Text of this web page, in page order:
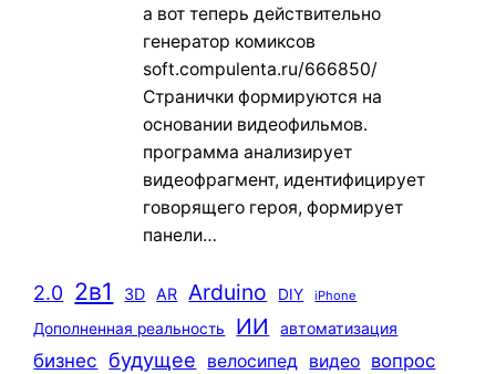
а вот теперь действительно
генератор комиксов
soft.compulenta.ru/666850/
Странички формируются на
основании видеофильмов.
программа анализирует
видеофрагмент, идентифицирует
говорящего героя, формирует
панели…
2.0 2в1 3D AR Arduino DIY iPhone
Дополненная реальность ИИ автоматизация
бизнес будущее велосипед видео вопрос